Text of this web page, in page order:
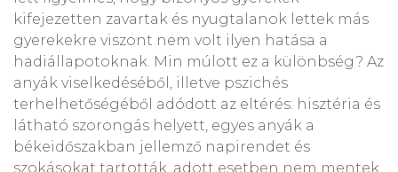
kifejezetten zavartak és nyugtalanok lettek más
gyerekekre viszont nem volt ilyen hatása a
hadiállapotoknak. Min múlott ez a különbség? Az
anyák viselkedéséből, illetve pszichés
terhelhetőségéből adódott az eltérés: hisztéria és
látható szorongás helyett, egyes anyák a
békeidőszakban jellemző napirendet és
szokásokat tartották, adott esetben nem mentek